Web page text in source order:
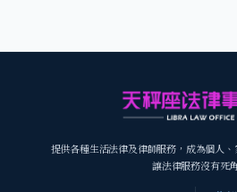
提供各種生活法律及律師服務，成為個人、
讓法律服務沒有死